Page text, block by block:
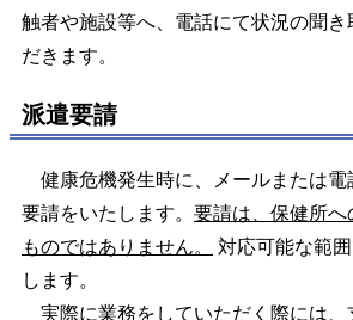
触者や施設等へ、電話にて状況の聞き
だきます。
派遣要請
健康危機発生時に、メールまたは電
要請をいたします。 要請は、保健所へ
ものではありません。
対応可能な範
します。
実際に業務をしていただく際には、